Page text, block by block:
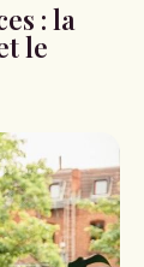
: la
le